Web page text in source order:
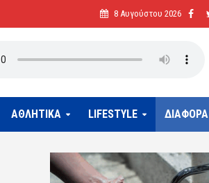
8 Αυγούστου 2026
ΑΘΛΗΤΙΚΑ LIFESTYLE ΔΙΑΦΟΡΑ